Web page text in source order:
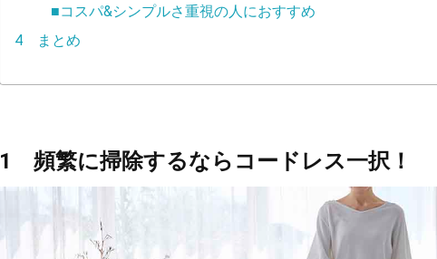
■コスパ&シンプルさ重視の人におすすめ
4 まとめ
1 頻繁に掃除するならコードレス一択！